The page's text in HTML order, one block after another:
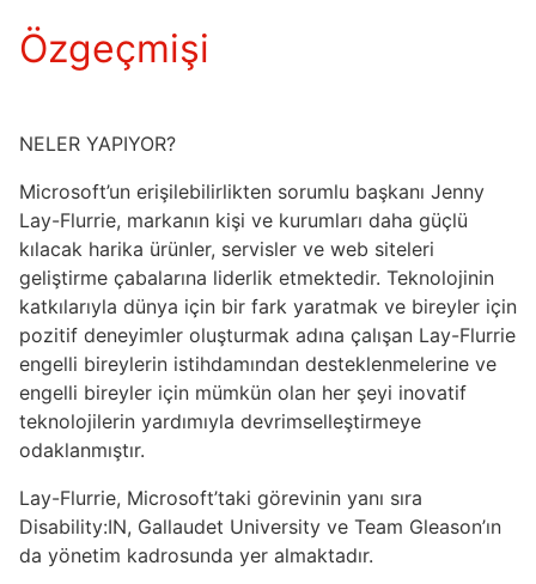
Özgeçmişi
NELER YAPIYOR?
Microsoft’un erişilebilirlikten sorumlu başkanı Jenny
Lay-Flurrie, markanın kişi ve kurumları daha güçlü
kılacak harika ürünler, servisler ve web siteleri
geliştirme çabalarına liderlik etmektedir. Teknolojinin
katkılarıyla dünya için bir fark yaratmak ve bireyler için
pozitif deneyimler oluşturmak adına çalışan Lay-Flurrie
engelli bireylerin istihdamından desteklenmelerine ve
engelli bireyler için mümkün olan her şeyi inovatif
teknolojilerin yardımıyla devrimselleştirmeye
odaklanmıştır.
Lay-Flurrie, Microsoft’taki görevinin yanı sıra
Disability:IN, Gallaudet University ve Team Gleason’ın
da yönetim kadrosunda yer almaktadır.